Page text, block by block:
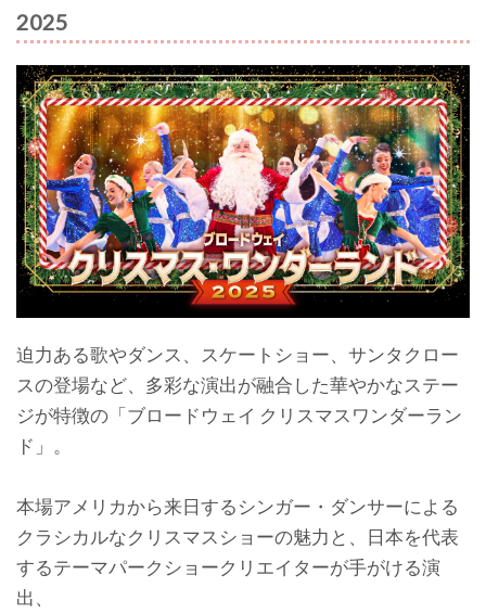
2025
迫力ある歌やダンス、スケートショー、サンタクロー
スの登場など、多彩な演出が融合した華やかなステー
ジが特徴の「ブロードウェイ クリスマスワンダーラン
ド」。
本場アメリカから来日するシンガー・ダンサーによる
クラシカルなクリスマスショーの魅力と、日本を代表
するテーマパークショークリエイターが手がける演
出、